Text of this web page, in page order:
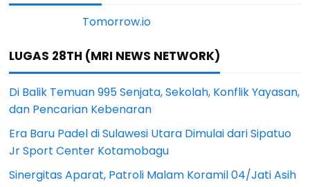
LUGAS 28TH (MRI NEWS NETWORK)
Di Balik Temuan 995 Senjata, Sekolah, Konflik Yayasan,
dan Pencarian Kebenaran
Era Baru Padel di Sulawesi Utara Dimulai dari Sipatuo
Jr Sport Center Kotamobagu
Sinergitas Aparat, Patroli Malam Koramil 04/Jati Asih